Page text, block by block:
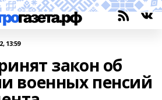
13:59
закон об
военных пенсий